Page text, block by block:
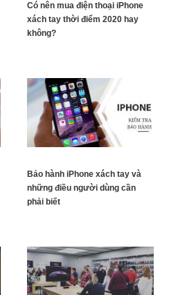
Có nên mua điện thoại iPhone
xách tay thời điểm 2020 hay
không?
Bảo hành iPhone xách tay và
những điều người dùng cần
phải biết